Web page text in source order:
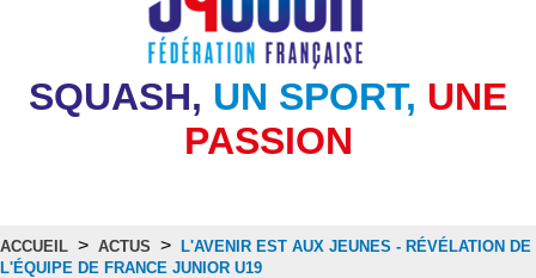
SQUASH, UN SPORT, UNE
PASSION
ACCUEIL > ACTUS > L'AVENIR EST AUX JEUNES - RÉVÉLATION DE
L'ÉQUIPE DE FRANCE JUNIOR U19